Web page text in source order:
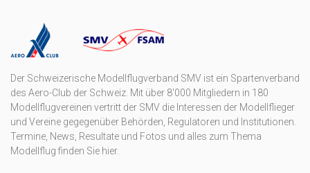
Der Schweizerische Modellflugverband SMV ist ein Spartenverband
des Aero-Club der Schweiz. Mit über 8'000 Mitgliedern in 180
Modellflugvereinen vertritt der SMV die Interessen der Modellflieger
und Vereine gegegenüber Behörden, Regulatoren und Institutionen.
Termine, News, Resultate und Fotos und alles zum Thema
Modellflug finden Sie hier.